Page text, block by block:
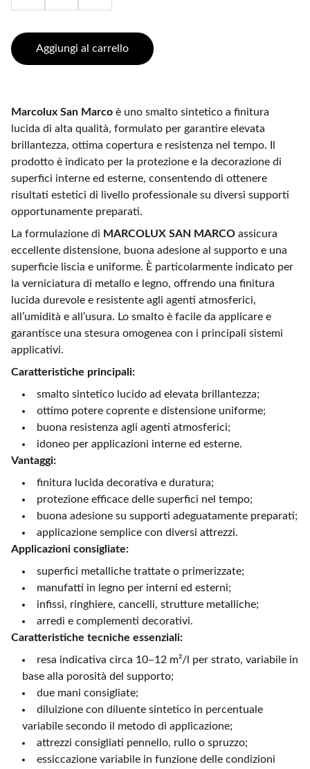
Aggiungi al carrello
Marcolux San Marco è uno smalto sintetico a finitura
lucida di alta qualità, formulato per garantire elevata
brillantezza, ottima copertura e resistenza nel tempo. Il
prodotto è indicato per la protezione e la decorazione di
superfici interne ed esterne, consentendo di ottenere
risultati estetici di livello professionale su diversi supporti
opportunamente preparati.
La formulazione di MARCOLUX SAN MARCO assicura
eccellente distensione, buona adesione al supporto e una
superficie liscia e uniforme. È particolarmente indicato per
la verniciatura di metallo e legno, offrendo una finitura
lucida durevole e resistente agli agenti atmosferici,
all’umidità e all’usura. Lo smalto è facile da applicare e
garantisce una stesura omogenea con i principali sistemi
applicativi.
Caratteristiche principali:
smalto sintetico lucido ad elevata brillantezza;
ottimo potere coprente e distensione uniforme;
buona resistenza agli agenti atmosferici;
idoneo per applicazioni interne ed esterne.
Vantaggi:
finitura lucida decorativa e duratura;
protezione efficace delle superfici nel tempo;
buona adesione su supporti adeguatamente preparati;
applicazione semplice con diversi attrezzi.
Applicazioni consigliate:
superfici metalliche trattate o primerizzate;
manufatti in legno per interni ed esterni;
infissi, ringhiere, cancelli, strutture metalliche;
arredi e complementi decorativi.
Caratteristiche tecniche essenziali:
resa indicativa circa 10–12 m²/l per strato, variabile in
base alla porosità del supporto;
due mani consigliate;
diluizione con diluente sintetico in percentuale
variabile secondo il metodo di applicazione;
attrezzi consigliati pennello, rullo o spruzzo;
essiccazione variabile in funzione delle condizioni